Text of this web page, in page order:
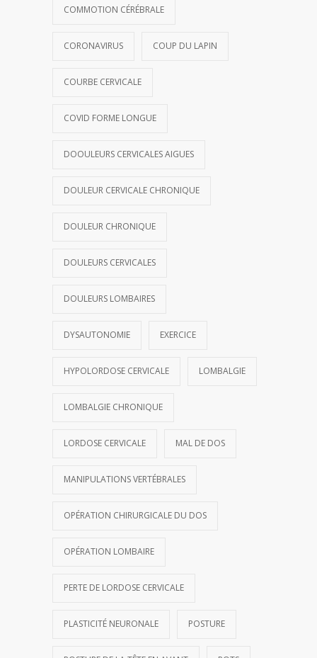
COMMOTION CÉRÉBRALE
CORONAVIRUS COUP DU LAPIN
COURBE CERVICALE
COVID FORME LONGUE
DOOULEURS CERVICALES AIGUES
DOULEUR CERVICALE CHRONIQUE
DOULEUR CHRONIQUE
DOULEURS CERVICALES
DOULEURS LOMBAIRES
DYSAUTONOMIE EXERCICE
HYPOLORDOSE CERVICALE LOMBALGIE
LOMBALGIE CHRONIQUE
LORDOSE CERVICALE MAL DE DOS
MANIPULATIONS VERTÉBRALES
OPÉRATION CHIRURGICALE DU DOS
OPÉRATION LOMBAIRE
PERTE DE LORDOSE CERVICALE
PLASTICITÉ NEURONALE POSTURE